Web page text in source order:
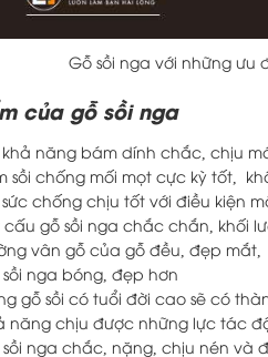
Gỗ sồi nga với những ưu
của gỗ sồi nga
năng bám dính chắc, chịu
sồi chống mối mọt cực kỳ tốt,
chống chịu tốt với điều kiện
cấu gỗ sồi nga chắc chắn, khối
vân gỗ của gỗ đều, đẹp mắt,
sồi nga bóng, đẹp hơn
gỗ sồi có tuổi đời cao sẽ có
năng chịu được những lực tác
sồi nga chắc, nặng, chịu nén và